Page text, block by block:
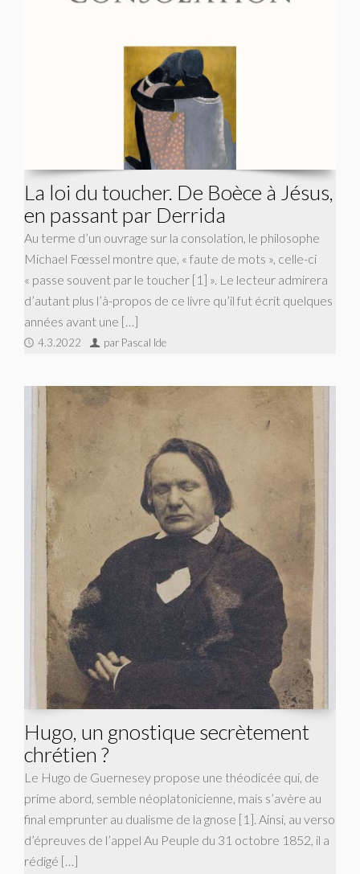
La loi du toucher. De Boèce à Jésus,
en passant par Derrida
Au terme d’un ouvrage sur la consolation, le philosophe
Michael Fœssel montre que, « faute de mots », celle-ci
« passe souvent par le toucher [1] ». Le lecteur admirera
d’autant plus l’à-propos de ce livre qu’il fut écrit quelques
années avant une […]
4.3.2022 par Pascal Ide
Hugo, un gnostique secrètement
chrétien ?
Le Hugo de Guernesey propose une théodicée qui, de
prime abord, semble néoplatonicienne, mais s’avère au
final emprunter au dualisme de la gnose [1]. Ainsi, au verso
d’épreuves de l’appel Au Peuple du 31 octobre 1852, il a
rédigé […]